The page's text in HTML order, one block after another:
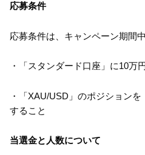
応募条件
応募条件は、キャンペーン期間
・「スタンダード口座」に10万
・「XAU/USD」のポジション
すること
当選金と人数について